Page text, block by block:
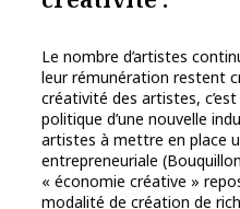
Le nombre d’artistes
leur rémunération restent
créativité des artistes,
politique d’une nouvelle
artistes à mettre en place
entrepreneuriale
« économie créative »
modalité de création de